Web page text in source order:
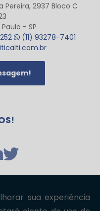
Pereira, 2937 Bloco C
- SP
(11) 93278-7401
de 19/02/1998)